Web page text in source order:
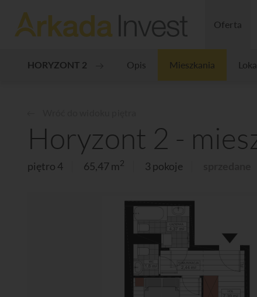
Oferta
HORYZONT 2 Opis Mieszkania
Horyzont 2 -
piętro 4 65,47 m2 3 pokoje